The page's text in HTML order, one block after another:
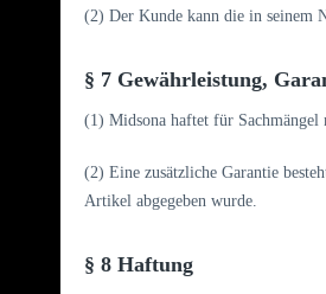
(2) Der Kunde kann die in seinem
§ 7 Gewährleistung,
(1) Midsona haftet für Sachmängel
(2) Eine zusätzliche Garantie
Artikel abgegeben wurde.
§ 8 Haftung